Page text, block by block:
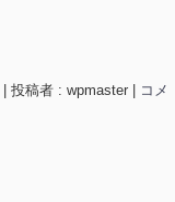
投稿者 : wpmaster
コメ